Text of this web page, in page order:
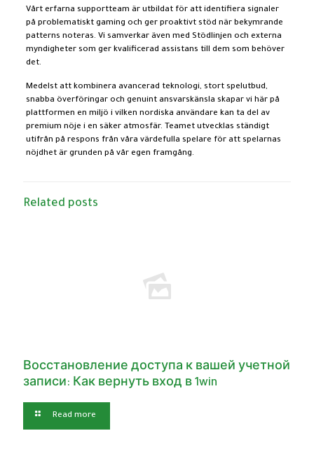
Vårt erfarna supportteam är utbildat för att identifiera signaler
på problematiskt gaming och ger proaktivt stöd när bekymrande
patterns noteras. Vi samverkar även med Stödlinjen och externa
myndigheter som ger kvalificerad assistans till dem som behöver
det.
Medelst att kombinera avancerad teknologi, stort spelutbud,
snabba överföringar och genuint ansvarskänsla skapar vi här på
plattformen en miljö i vilken nordiska användare kan ta del av
premium nöje i en säker atmosfär. Teamet utvecklas ständigt
utifrån på respons från våra värdefulla spelare för att spelarnas
nöjdhet är grunden på vår egen framgång.
Related posts
Восстановление доступа к вашей учетной
записи: Как вернуть вход в 1win
Read more